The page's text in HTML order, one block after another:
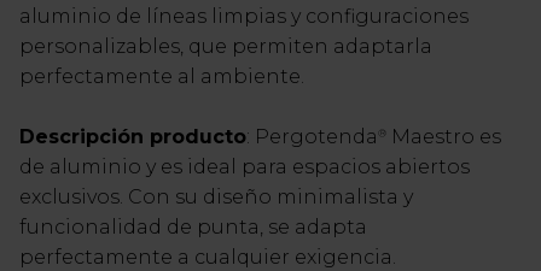
aluminio de líneas limpias y configuraciones
personalizables, que permiten adaptarla
perfectamente al ambiente.
Descripción producto: Pergotenda ®
Maestro es
de aluminio y es ideal para espacios abiertos
exclusivos. Con su diseño minimalista y
funcionalidad de punta, se adapta
perfectamente a cualquier exigencia.